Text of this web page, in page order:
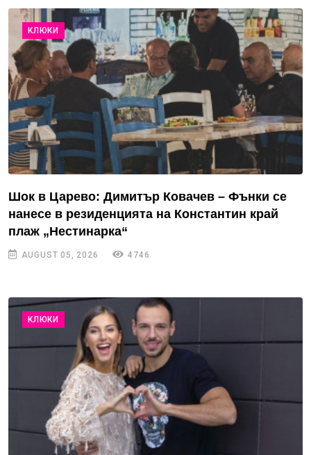
КЛЮКИ
Шок в Царево: Димитър Ковачев – Фънки се
нанесе в резиденцията на Константин край
плаж „Нестинарка“
AUGUST 05, 2026 4746
КЛЮКИ